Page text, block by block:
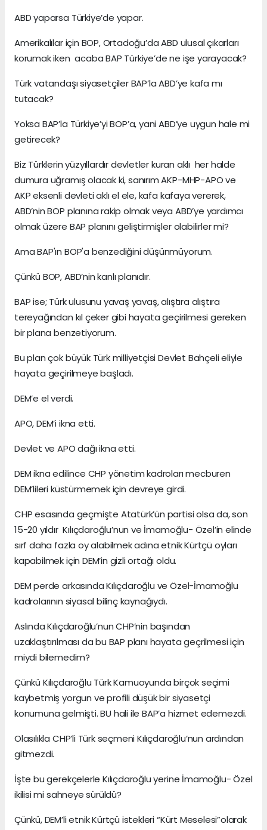
ABD yaparsa Türkiye’de yapar.
Amerikalılar için BOP, Ortadoğu’da ABD ulusal çıkarları
korumak iken acaba BAP Türkiye’de ne işe yarayacak?
Türk vatandaşı siyasetçiler BAP’la ABD’ye kafa mı
tutacak?
Yoksa BAP’la Türkiye’yi BOP’a, yani ABD’ye uygun hale mi
getirecek?
Biz Türklerin yüzyıllardır devletler kuran aklı her halde
dumura uğramış olacak ki, sanırım AKP-MHP-APO ve
AKP eksenli devleti aklı el ele, kafa kafaya vererek,
ABD’nin BOP planına rakip olmak veya ABD’ye yardımcı
olmak üzere BAP planını geliştirmişler olabilirler mi?
Ama BAP'ın BOP'a benzediğini düşünmüyorum.
Çünkü BOP, ABD’nin kanlı planıdır.
BAP ise; Türk ulusunu yavaş yavaş, alıştıra alıştıra
tereyağından kıl çeker gibi hayata geçirilmesi gereken
bir plana benzetiyorum.
Bu plan çok büyük Türk milliyetçisi Devlet Bahçeli eliyle
hayata geçirilmeye başladı.
DEM’e el verdi.
APO, DEM’i ikna etti.
Devlet ve APO dağı ikna etti.
DEM ikna edilince CHP yönetim kadroları mecburen
DEM’lileri küstürmemek için devreye girdi.
CHP esasında geçmişte Atatürk’ün partisi olsa da, son
15-20 yıldır Kılıçdaroğlu’nun ve İmamoğlu- Özel’in elinde
sırf daha fazla oy alabilmek adına etnik Kürtçü oyları
kapabilmek için DEM’in gizli ortağı oldu.
DEM perde arkasında Kılıçdaroğlu ve Özel-İmamoğlu
kadrolarının siyasal bilinç kaynağıydı.
Aslında Kılıçdaroğlu’nun CHP’nin başından
uzaklaştırılması da bu BAP planı hayata geçrilmesi için
miydi bilemedim?
Çünkü Kılıçdaroğlu Türk Kamuoyunda birçok seçimi
kaybetmiş yorgun ve profili düşük bir siyasetçi
konumuna gelmişti. BU hali ile BAP’a hizmet edemezdi.
Olasılıkla CHP’li Türk seçmeni Kılıçdaroğlu’nun ardından
gitmezdi.
İşte bu gerekçelerle Kılıçdaroğlu yerine İmamoğlu- Özel
ikilisi mi sahneye sürüldü?
Çünkü, DEM’li etnik Kürtçü istekleri “Kürt Meselesi”olarak